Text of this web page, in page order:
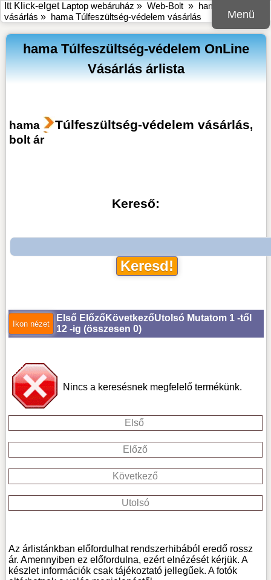
Menü
Itt Klick-elget Laptop webáruház » Web-Bolt » hama online bolt
vásárlás » hama Túlfeszültség-védelem vásárlás
hama Túlfeszültség-védelem OnLine
Vásárlás árlista
hama Túlfeszültség-védelem vásárlás,
bolt ár
Kereső:
Első Előző KövetkezőUtolsó Mutatom 1 -től
12 -ig (összesen 0)
Nincs a keresésnek megfelelő termékünk.
Első
Előző
Következő
Utolsó
Az árlistánkban előfordulhat rendszerhibából eredő rossz
ár. Amennyiben ez előfordulna, ezért elnézését kérjük. A
készlet információk csak tájékoztató jellegűek. A fotók